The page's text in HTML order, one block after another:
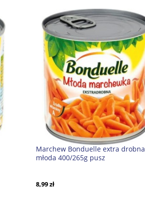
Marchew Bonduelle extra drobna
młoda 400/265g pusz
8,99 zł